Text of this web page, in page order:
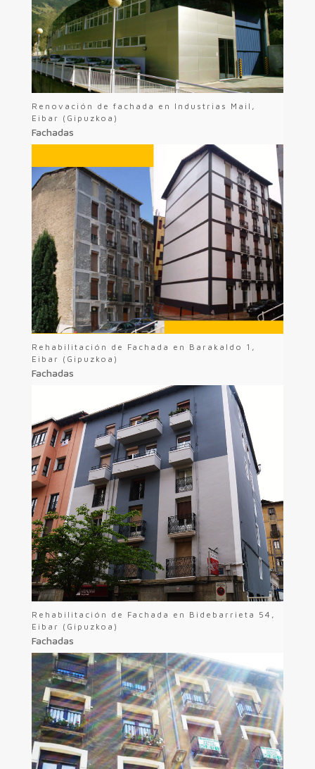
Renovación de fachada en Industrias Mail,
Eibar (Gipuzkoa)
Fachadas
Rehabilitación de Fachada en Barakaldo 1,
Eibar (Gipuzkoa)
Fachadas
Rehabilitación de Fachada en Bidebarrieta 54,
Eibar (Gipuzkoa)
Fachadas